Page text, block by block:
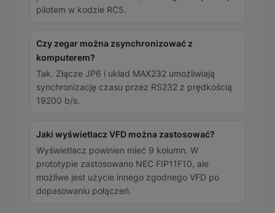
pilotem w kodzie RC5.
Czy zegar można zsynchronizować z
komputerem?
Tak. Złącze JP6 i układ MAX232 umożliwiają
synchronizację czasu przez RS232 z prędkością
19200 b/s.
Jaki wyświetlacz VFD można zastosować?
Wyświetlacz powinien mieć 9 kolumn. W
prototypie zastosowano NEC FIP11F10, ale
możliwe jest użycie innego zgodnego VFD po
dopasowaniu połączeń.